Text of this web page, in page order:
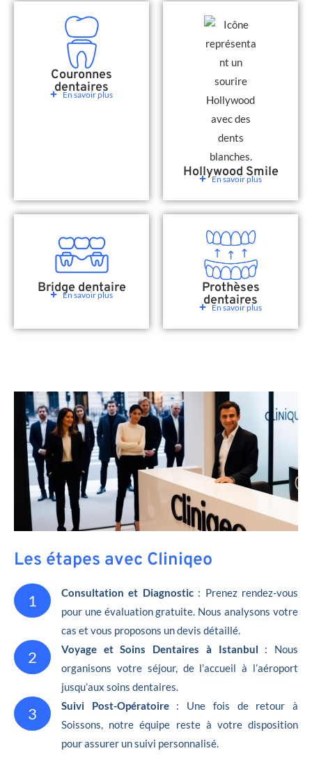
Couronnes
dentaires
En savoir plus
Hollywood Smile
En savoir plus
Bridge dentaire
En savoir plus Prothèses
dentaires
En savoir plus
Les étapes avec Cliniqeo
1 Consultation et Diagnostic: Prenez rendez-vous
pour une évaluation gratuite. Nous analysons votre
cas et vous proposons un devis détaillé.
2 Voyage et Soins Dentaires à Istanbul : Nous
organisons votre séjour, de l’accueil à l’aéroport
jusqu’aux soins dentaires.
3 Suivi Post-Opératoire : Une fois de retour à
Soissons, notre équipe reste à votre disposition
pour assurer un suivi personnalisé.